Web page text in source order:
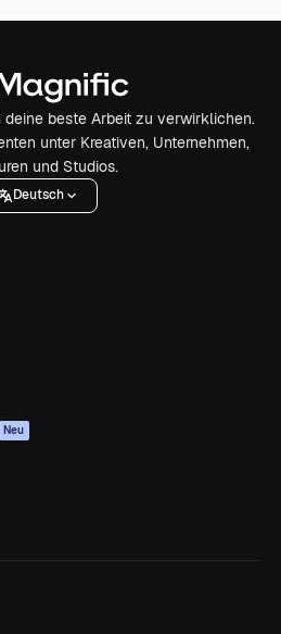
deine beste Arbeit zu verwirklichen.
unter Kreativen, Unternehmen,
und Studios.
Deutsch
Neu